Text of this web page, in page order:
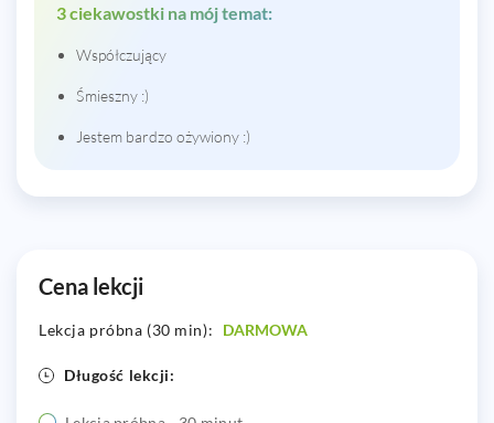
3 ciekawostki na mój temat:
Współczujący
Śmieszny :)
Jestem bardzo ożywiony :)
Cena lekcji
Lekcja próbna (30 min): DARMOWA
Długość lekcji: